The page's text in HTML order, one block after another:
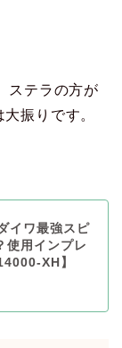
ステラの方が
振りです。
イワ最強スピ
使用インプレ
XH】